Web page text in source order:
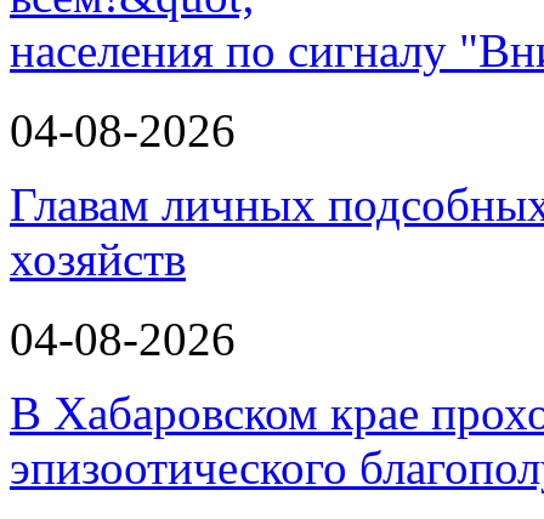
населения по сигналу
04-08-2026
Главам личных
хозяйств
04-08-2026
В Хабаровском крае
эпизоотического